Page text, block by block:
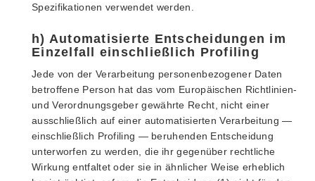
Spezifikationen verwendet werden.
h) Automatisierte Entscheidungen im
Einzelfall einschließlich Profiling
Jede von der Verarbeitung personenbezogener Daten
betroffene Person hat das vom Europäischen Richtlinien-
und Verordnungsgeber gewährte Recht, nicht einer
ausschließlich auf einer automatisierten Verarbeitung —
einschließlich Profiling — beruhenden Entscheidung
unterworfen zu werden, die ihr gegenüber rechtliche
Wirkung entfaltet oder sie in ähnlicher Weise erheblich